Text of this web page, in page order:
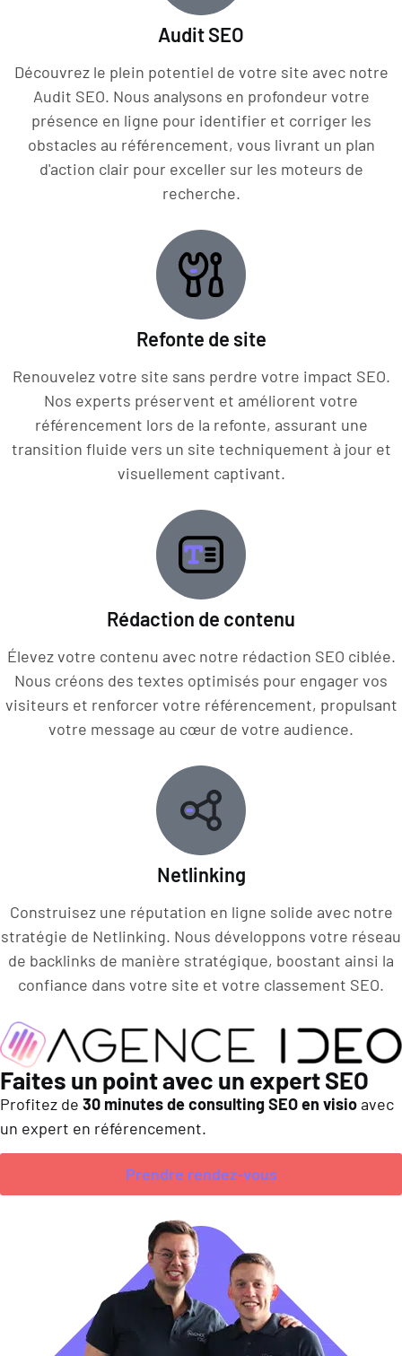
Audit SEO
Découvrez le plein potentiel de votre site avec notre
Audit SEO. Nous analysons en profondeur votre
présence en ligne pour identifier et corriger les
obstacles au référencement, vous livrant un plan
d'action clair pour exceller sur les moteurs de
recherche.
Refonte de site
Renouvelez votre site sans perdre votre impact SEO.
Nos experts préservent et améliorent votre
référencement lors de la refonte, assurant une
transition fluide vers un site techniquement à jour et
visuellement captivant.
Rédaction de contenu
Élevez votre contenu avec notre rédaction SEO ciblée.
Nous créons des textes optimisés pour engager vos
visiteurs et renforcer votre référencement, propulsant
votre message au cœur de votre audience.
Netlinking
Construisez une réputation en ligne solide avec notre
stratégie de Netlinking. Nous développons votre réseau
de backlinks de manière stratégique, boostant ainsi la
confiance dans votre site et votre classement SEO.
Faites un point avec un expert SEO
Profitez de 30 minutes de consulting SEO en visioavec
un expert en référencement.
Prendre rendez-vous